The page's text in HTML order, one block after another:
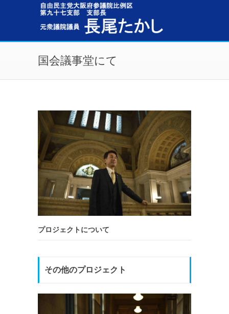
メインコンテンツに移動
国会議事堂にて
プロジェクトについて
その他のプロジェクト